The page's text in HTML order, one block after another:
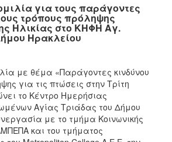
για τους παράγοντες
τρόπους πρόληψης
Ηλικίας στο ΚΗΦΗ Αγ.
Ηρακλείου
με θέμα «Παράγοντες κινδύνου
για τις πτώσεις στην Τρίτη
το Κέντρο Ημερήσιας
Αγίας Τριάδας του Δήμου
με το τμήμα Κοινωνικής
και του τμήματος